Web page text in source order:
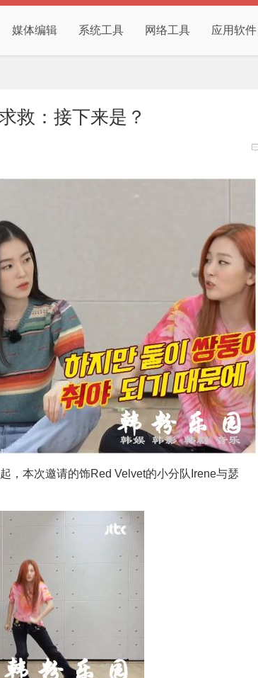
媒体编辑 系统工具 网络工具 应用软件
救：接下来是？
本次邀请的饰Red Velvet的小分队Irene与瑟